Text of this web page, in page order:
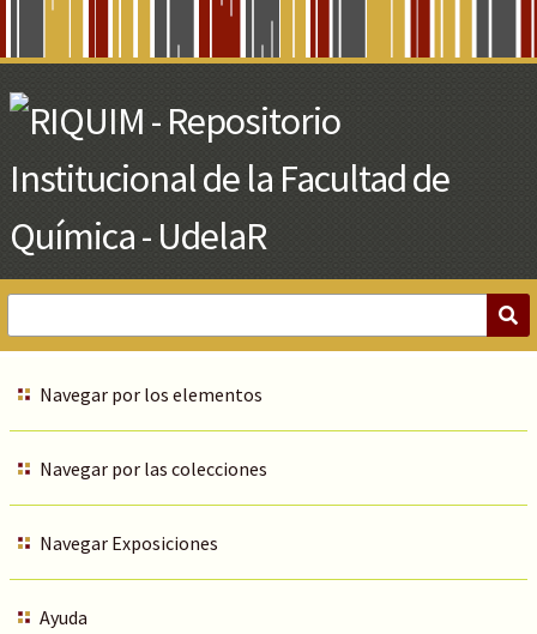
Main
Content
Navegar por los elementos
Navegar por las colecciones
Navegar Exposiciones
Ayuda